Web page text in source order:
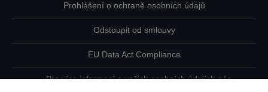
Prohlášení o ochraně osobních údajů
Odstoupit od smlouvy
EU Data Act Compliance
Pro více informací o vašich osobních údajích nás